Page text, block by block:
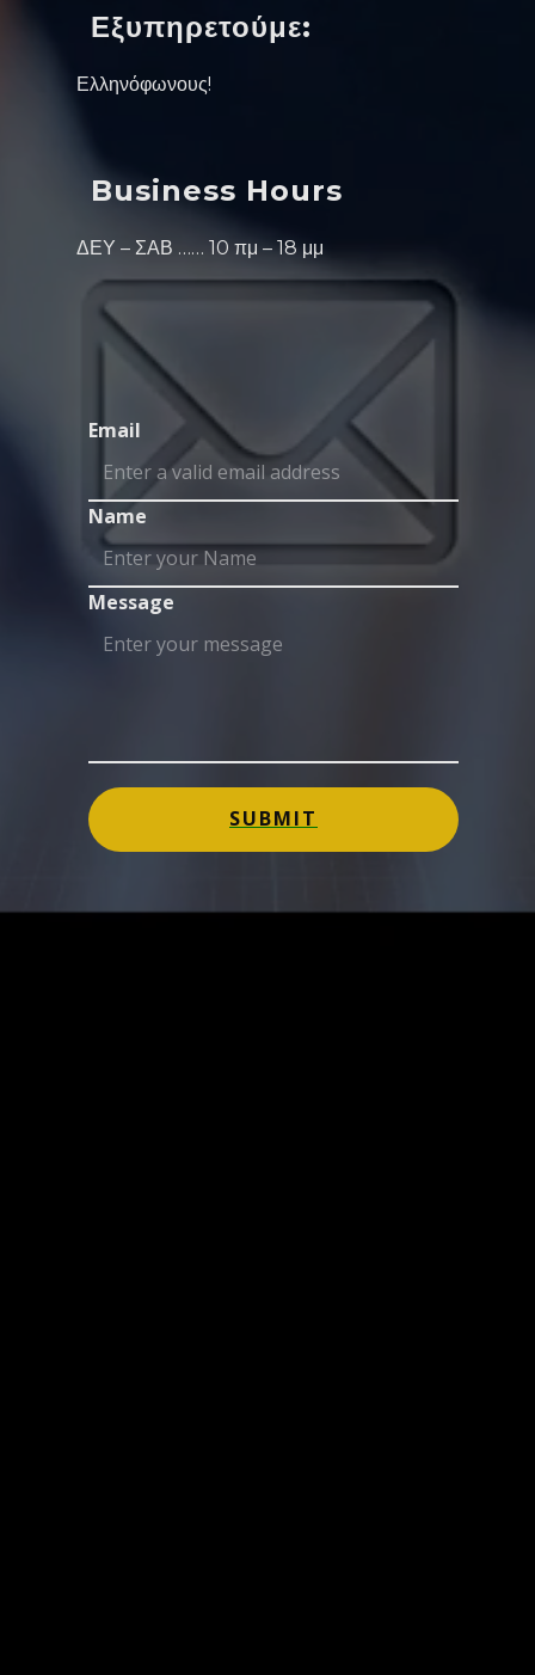
Εξυπηρετούμε:
Ελληνόφωνους!
Business Hours
ΔΕΥ – ΣΑΒ …… 10 πμ – 18 μμ
Email
Name
Message
SUBMIT